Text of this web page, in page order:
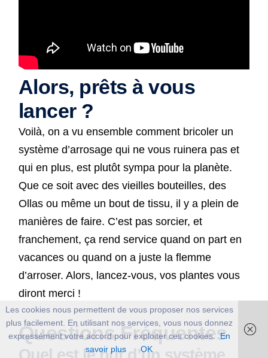
Alors, prêts à vous
lancer ?
Voilà, on a vu ensemble comment bricoler un
système d’arrosage qui ne vous ruinera pas et
qui en plus, est plutôt sympa pour la planète.
Que ce soit avec des vieilles bouteilles, des
Ollas ou même un bout de tissu, il y a plein de
manières de faire. C’est pas sorcier, et
franchement, ça rend service quand on part en
vacances ou quand on a juste la flemme
d’arroser. Alors, lancez-vous, vos plantes vous
diront merci !
Questions Fréquentes
Les cookies nous permettent de vous proposer nos services
plus facilement. En utilisant nos services, vous nous donnez
expressément votre accord pour exploiter ces cookies. En
savoir plus
OK